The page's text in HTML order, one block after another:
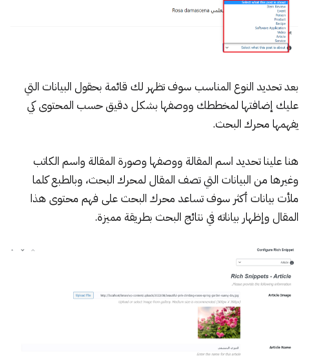
بعد تحديد النوع المناسب سوف تظهر لك قائمة بحقول البيانات التي
عليك إضافتها لمخططك ووصفها بشكل دقيق حسب المحتوى كي
يفهمها محرك البحث.
هنا علينا تحديد اسم المقالة ووصفها وصورة المقالة واسم الكاتب
وغيرها من البيانات التي تصف المقال لمحرك البحث، وبالطبع كلما
ملأت بيانات أكثر سوف تساعد محرك البحث على فهم محتوى هذا
المقال وإظهار بياناته في نتائج البحث بطريقة مميزة.